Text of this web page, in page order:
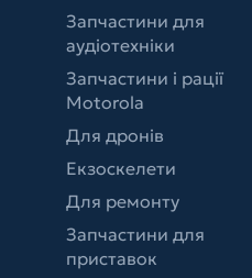
Запчастини для
аудіотехніки
Запчастини і рації
Motorola
Для дронів
Екзоскелети
Для ремонту
Запчастини для
приставок